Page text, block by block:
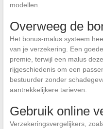
modellen.
Overweeg de
Het bonus-malus systeem
van je verzekering. Een
premie, terwijl een malus
rijgeschiedenis om een
bestuurder zonder
aantrekkelijkere tarieven.
Gebruik online
Verzekeringsvergelijkers,